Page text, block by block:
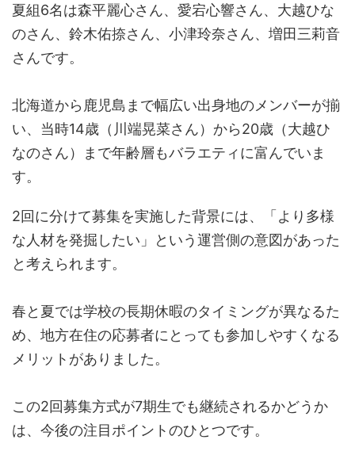
夏組6名は森平麗心さん、愛宕心響さん、大越ひな
のさん、鈴木佑捺さん、小津玲奈さん、増田三莉音
さんです。
北海道から鹿児島まで幅広い出身地のメンバーが揃
い、当時14歳（川端晃菜さん）から20歳（大越ひ
なのさん）まで年齢層もバラエティに富んでいま
す。
2回に分けて募集を実施した背景には、「より多様
な人材を発掘したい」という運営側の意図があった
と考えられます。
春と夏では学校の長期休暇のタイミングが異なるた
め、地方在住の応募者にとっても参加しやすくなる
メリットがありました。
この2回募集方式が7期生でも継続されるかどうか
は、今後の注目ポイントのひとつです。